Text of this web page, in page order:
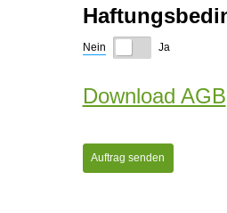
Nein Ja
Download AGB
Auftrag senden